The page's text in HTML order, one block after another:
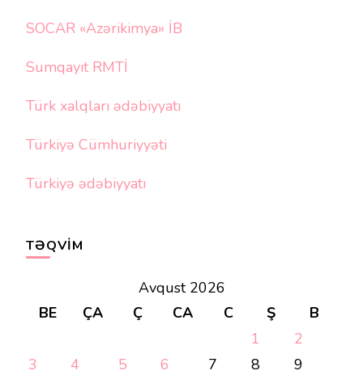
SOCAR «Azərikimya» İB
Sumqayıt RMTİ
Türk xalqları ədəbiyyatı
Türkiyə Cümhuriyyəti
Türkiyə ədəbiyyatı
TƏQVIM
Avqust 2026
BE
ÇA Ç CA C Ş
B
1
2
3
4 5 6 7 8
9